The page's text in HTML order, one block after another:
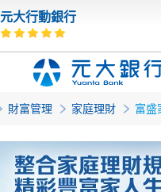
元大行動銀行
財富管理 家庭理財 富盛